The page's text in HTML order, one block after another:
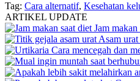
Tag: Cara alternatif, Kesehatan
ARTIKEL UPDATE
Jam makan
Asam urat
Cara mencegah dan